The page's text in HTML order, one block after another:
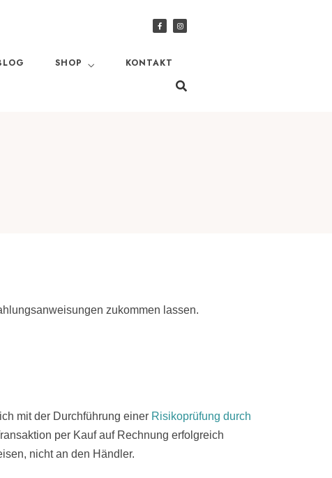
SHOP KONTAKT
zukommen lassen.
mit der Durchführung einer Risikoprüfung durch
per Kauf auf Rechnung erfolgreich
nicht an den Händler.